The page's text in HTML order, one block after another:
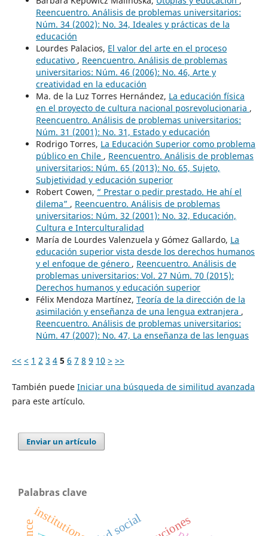
Reencuentro. Análisis de problemas universitarios:
Núm. 34 (2002): No. 34, Ideales y prácticas de la
educación
Lourdes Palacios, El valor del arte en el proceso
educativo , Reencuentro. Análisis de problemas
universitarios: Núm. 46 (2006): No. 46, Arte y
creatividad en la educación
Ma. de la Luz Torres Hernández, La educación física
en el proyecto de cultura nacional posrevolucionaria ,
Reencuentro. Análisis de problemas universitarios:
Núm. 31 (2001): No. 31, Estado y educación
Rodrigo Torres, La Educación Superior como problema
público en Chile , Reencuentro. Análisis de problemas
universitarios: Núm. 65 (2013): No. 65, Sujeto,
Subjetividad y educación superior
Robert Cowen, “ Prestar o pedir prestado. He ahí el
dilema” , Reencuentro. Análisis de problemas
universitarios: Núm. 32 (2001): No. 32, Educación,
Cultura e Interculturalidad
María de Lourdes Valenzuela y Gómez Gallardo, La
educación superior vista desde los derechos humanos
y el enfoque de género , Reencuentro. Análisis de
problemas universitarios: Vol. 27 Núm. 70 (2015):
Derechos humanos y educación superior
Félix Mendoza Martínez, Teoría de la dirección de la
asimilación y enseñanza de una lengua extranjera ,
Reencuentro. Análisis de problemas universitarios:
Núm. 47 (2007): No. 47, La enseñanza de las lenguas
<< < 1 2 3 4 5 6 7 8 9 10 > >>
También puede Iniciar una búsqueda de similitud avanzada
para este artículo.
Enviar un artículo
Palabras clave
institutions